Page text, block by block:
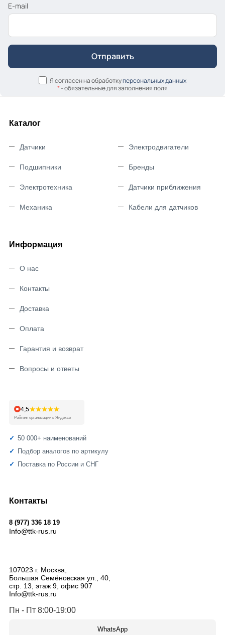
E-mail
Я согласен на обработкуперсональных данных
*- обязательные для заполнения поля
Каталог
Датчики
Подшипники
Электротехника
Механика
Электродвигатели
Бренды
Датчики приближения
Кабели для датчиков
Информация
О нас
Контакты
Доставка
Оплата
Гарантия и возврат
Вопросы и ответы
4,5★★★★★
Рейтинг организации в Яндексе
50 000+ наименований
Подбор аналогов по артикулу
Поставка по России и СНГ
Контакты
8 (977) 336 18 19
Info@ttk-rus.ru
107023 г. Москва,
Большая Семёновская ул., 40,
стр. 13, этаж 9, офис 907
Info@ttk-rus.ru
Пн - Пт 8:00-19:00
WhatsApp